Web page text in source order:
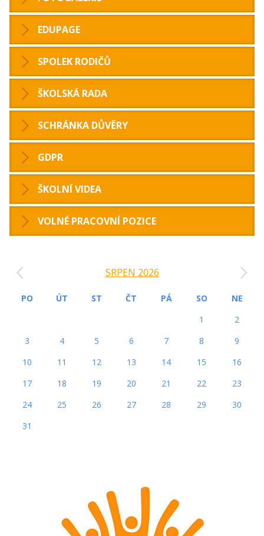
EDUPAGE
SPOLEK RODIČŮ
ŠKOLSKÁ RADA
SCHRÁNKA DŮVĚRY
GDPR
ŠKOLNÍ VIDEA
VOLNÉ PRACOVNÍ POZICE
SRPEN 2026
PO ÚT ST ČT PÁ SO
NE
1
2
3
4 5 6 7 8
9
10
11 12 13 14 15
16
17
18 19 20 21 22
23
24
25 26 27 28 29
30
31